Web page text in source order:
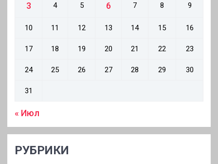
3 4 5 6 7 8 9
10 11 12 13 14 15 16
17 18 19 20 21 22 23
24 25 26 27 28 29 30
31
« Июл
РУБРИКИ